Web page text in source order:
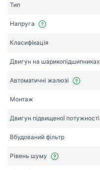
Тип
Напруга
Класифікація
Двигун на шарикопідшипниках
Автоматичні жалюзі
Монтаж
Двигун підвищеної потужності
Вбудований фільтр
Рівень шуму